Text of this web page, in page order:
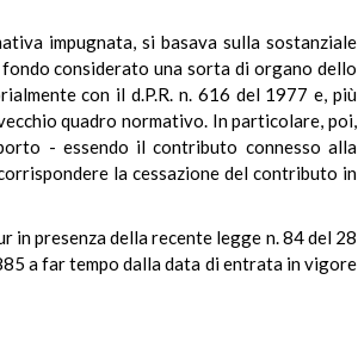
impugnata, si basava sulla sostanziale
considerato una sorta di organo dello
con il d.P.R. n. 616 del 1977 e, più
quadro normativo. In particolare, poi,
- essendo il contributo connesso alla
la cessazione del contributo in
in presenza della recente legge n. 84 del 28
a far tempo dalla data di entrata in vigore